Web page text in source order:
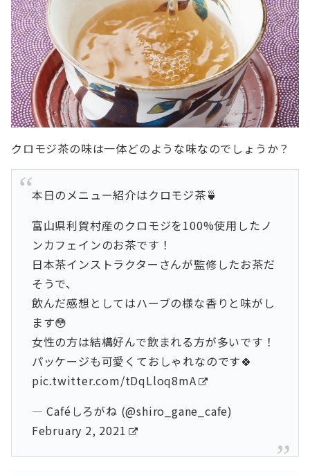
クロモジ茶の味は一体どのような味なのでしょうか？
本日のメニュー紹介はクロモジ茶🍵
富山県利賀村産のクロモジを100%使用したノ
ンカフェインのお茶です！
日本茶インストラクターさんが監修したお茶だ
そうで、
飲んだ感想としてはハーブの様な香りと味がし
ます😳
女性の方は結構好んで飲まれる方が多いです！
パッケージも可愛くておしゃれなのです🍀
pic.twitter.com/tDqLloq8mA
— Caféしろがね (@shiro_gane_cafe)
February 2, 2021